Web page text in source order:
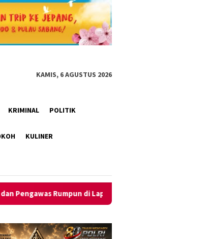
KAMIS, 6 AGUSTUS 2026
KRIMINAL POLITIK
KULINER
Jaga Kesiapsiagaan Mako, Polsek